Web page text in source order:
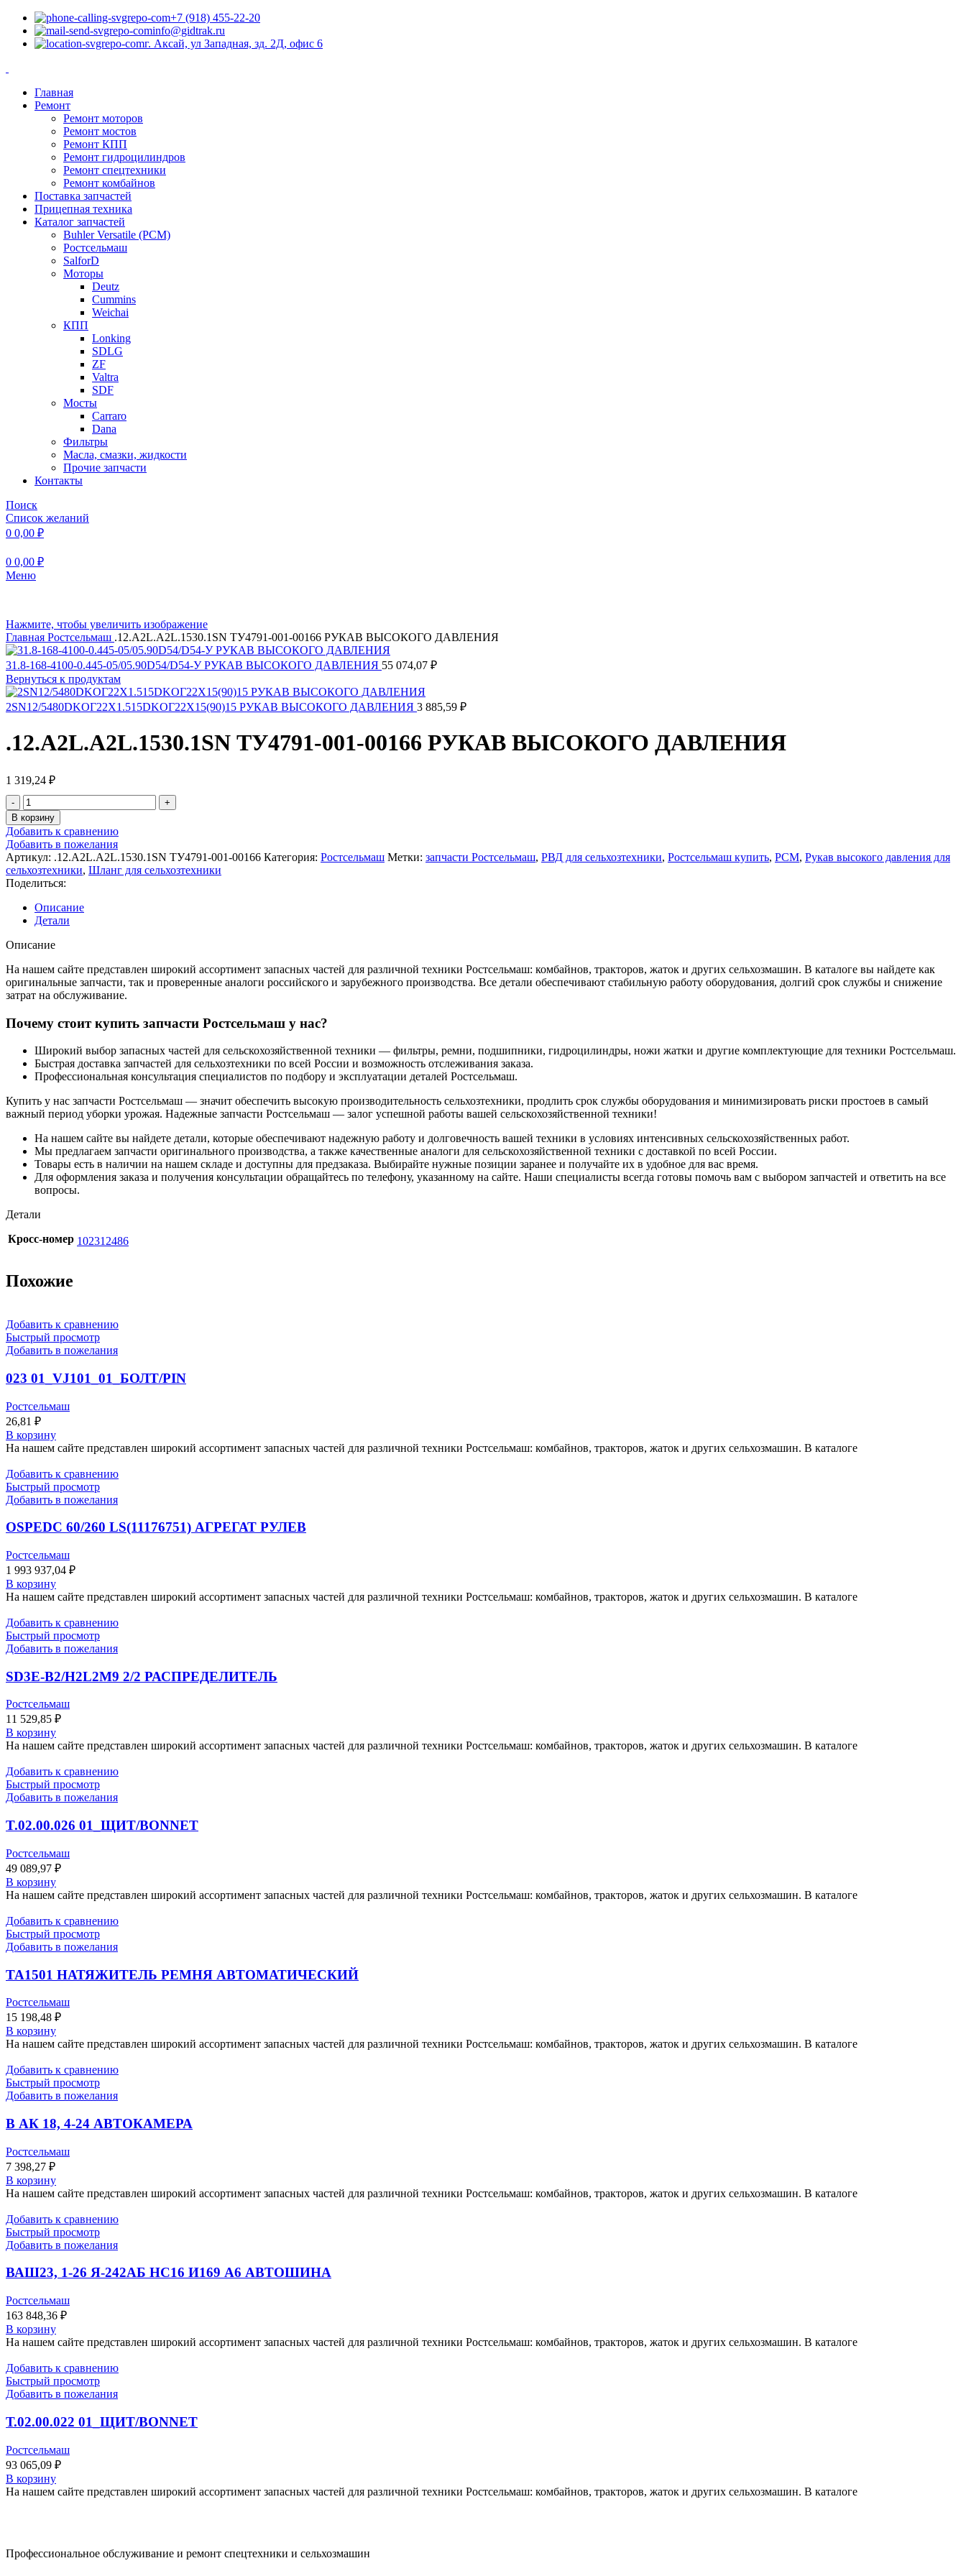
+7 (918) 455-22-20
info@gidtrak.ru
г. Аксай, ул Западная, зд. 2Д, офис 6
Главная
Ремонт
Ремонт моторов
Ремонт мостов
Ремонт КПП
Ремонт гидроцилиндров
Ремонт спецтехники
Ремонт комбайнов
Поставка запчастей
Прицепная техника
Каталог запчастей
Buhler Versatile (РСМ)
Ростсельмаш
SalforD
Моторы
Deutz
Cummins
Weichai
КПП
Lonking
SDLG
ZF
Valtra
SDF
Мосты
Carraro
Dana
Фильтры
Масла, смазки, жидкости
Прочие запчасти
Контакты
Поиск
Список желаний
0 0,00 ₽
0 0,00 ₽
Меню
Нажмите, чтобы увеличить изображение
Главная Ростсельмаш .12.А2L.А2L.1530.1SN ТУ4791-001-00166 РУКАВ ВЫСОКОГО ДАВЛЕНИЯ
31.8-168-4100-0.445-05/05.90D54/D54-У РУКАВ ВЫСОКОГО ДАВЛЕНИЯ 55 074,07 ₽
Вернуться к продуктам
2SN12/5480DKOГ22Х1.515DKOГ22Х15(90)15 РУКАВ ВЫСОКОГО ДАВЛЕНИЯ 3 885,59 ₽
.12.А2L.А2L.1530.1SN ТУ4791-001-00166 РУКАВ ВЫСОКОГО ДАВЛЕНИЯ
1 319,24 ₽
В корзину
Добавить к сравнению
Добавить в пожелания
Артикул: .12.А2L.А2L.1530.1SN ТУ4791-001-00166 Категория: Ростсельмаш Метки: запчасти Ростсельмаш, РВД для сельхозтехники, Ростсельмаш купить, РСМ, Рукав высокого давления для
сельхозтехники, Шланг для сельхозтехники
Поделиться:
Описание
Детали
Описание
На нашем сайте представлен широкий ассортимент запасных частей для различной техники Ростсельмаш: комбайнов, тракторов, жаток и других сельхозмашин. В каталоге вы найдете как
оригинальные запчасти, так и проверенные аналоги российского и зарубежного производства. Все детали обеспечивают стабильную работу оборудования, долгий срок службы и снижение
затрат на обслуживание.
Почему стоит купить запчасти Ростсельмаш у нас?
Широкий выбор запасных частей для сельскохозяйственной техники — фильтры, ремни, подшипники, гидроцилиндры, ножи жатки и другие комплектующие для техники Ростсельмаш.
Быстрая доставка запчастей для сельхозтехники по всей России и возможность отслеживания заказа.
Профессиональная консультация специалистов по подбору и эксплуатации деталей Ростсельмаш.
Купить у нас запчасти Ростсельмаш — значит обеспечить высокую производительность сельхозтехники, продлить срок службы оборудования и минимизировать риски простоев в самый
важный период уборки урожая. Надежные запчасти Ростсельмаш — залог успешной работы вашей сельскохозяйственной техники!
На нашем сайте вы найдете детали, которые обеспечивают надежную работу и долговечность вашей техники в условиях интенсивных сельскохозяйственных работ.
Мы предлагаем запчасти оригинального производства, а также качественные аналоги для сельскохозяйственной техники с доставкой по всей России.
Товары есть в наличии на нашем складе и доступны для предзаказа. Выбирайте нужные позиции заранее и получайте их в удобное для вас время.
Для оформления заказа и получения консультации обращайтесь по телефону, указанному на сайте. Наши специалисты всегда готовы помочь вам с выбором запчастей и ответить на все
вопросы.
Детали
Кросс-номер 102312486
Похожие
Добавить к сравнению
Быстрый просмотр
Добавить в пожелания
023 01_VJ101_01_БОЛТ/PIN
Ростсельмаш
26,81 ₽
В корзину
На нашем сайте представлен широкий ассортимент запасных частей для различной техники Ростсельмаш: комбайнов, тракторов, жаток и других сельхозмашин. В каталоге
Добавить к сравнению
Быстрый просмотр
Добавить в пожелания
OSPEDC 60/260 LS(11176751) АГРЕГАТ РУЛЕВ
Ростсельмаш
1 993 937,04 ₽
В корзину
На нашем сайте представлен широкий ассортимент запасных частей для различной техники Ростсельмаш: комбайнов, тракторов, жаток и других сельхозмашин. В каталоге
Добавить к сравнению
Быстрый просмотр
Добавить в пожелания
SD3E-B2/H2L2M9 2/2 РАСПРЕДЕЛИТЕЛЬ
Ростсельмаш
11 529,85 ₽
В корзину
На нашем сайте представлен широкий ассортимент запасных частей для различной техники Ростсельмаш: комбайнов, тракторов, жаток и других сельхозмашин. В каталоге
Добавить к сравнению
Быстрый просмотр
Добавить в пожелания
T.02.00.026 01_ЩИТ/BONNET
Ростсельмаш
49 089,97 ₽
В корзину
На нашем сайте представлен широкий ассортимент запасных частей для различной техники Ростсельмаш: комбайнов, тракторов, жаток и других сельхозмашин. В каталоге
Добавить к сравнению
Быстрый просмотр
Добавить в пожелания
TA1501 НАТЯЖИТЕЛЬ РЕМНЯ АВТОМАТИЧЕСКИЙ
Ростсельмаш
15 198,48 ₽
В корзину
На нашем сайте представлен широкий ассортимент запасных частей для различной техники Ростсельмаш: комбайнов, тракторов, жаток и других сельхозмашин. В каталоге
Добавить к сравнению
Быстрый просмотр
Добавить в пожелания
В АК 18, 4-24 АВТОКАМЕРА
Ростсельмаш
7 398,27 ₽
В корзину
На нашем сайте представлен широкий ассортимент запасных частей для различной техники Ростсельмаш: комбайнов, тракторов, жаток и других сельхозмашин. В каталоге
Добавить к сравнению
Быстрый просмотр
Добавить в пожелания
ВАШ23, 1-26 Я-242АБ НС16 И169 А6 АВТОШИНА
Ростсельмаш
163 848,36 ₽
В корзину
На нашем сайте представлен широкий ассортимент запасных частей для различной техники Ростсельмаш: комбайнов, тракторов, жаток и других сельхозмашин. В каталоге
Добавить к сравнению
Быстрый просмотр
Добавить в пожелания
Т.02.00.022 01_ЩИТ/BONNET
Ростсельмаш
93 065,09 ₽
В корзину
На нашем сайте представлен широкий ассортимент запасных частей для различной техники Ростсельмаш: комбайнов, тракторов, жаток и других сельхозмашин. В каталоге
Профессиональное обслуживание и ремонт спецтехники и сельхозмашин